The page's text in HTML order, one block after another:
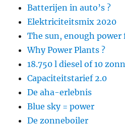
Batterijen in auto’s ?
Elektriciteitsmix 2020
The sun, enough power
Why Power Plants ?
18.750 l diesel of 10
Capaciteitstarief 2.0
De aha-erlebnis
Blue sky = power
De zonneboiler